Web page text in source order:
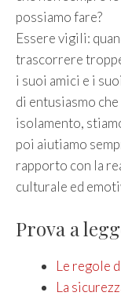
possiamo fare?
Essere vigili:
trascorrere
i suoi amici e i
di entusiasmo
isolamento,
poi aiutiamo
rapporto con la
culturale ed
Prova a
Le regole
La